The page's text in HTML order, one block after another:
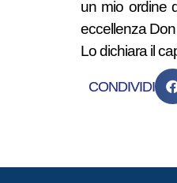
un mio ordine
eccellenza
Lo dichiara il
CONDIVIDI